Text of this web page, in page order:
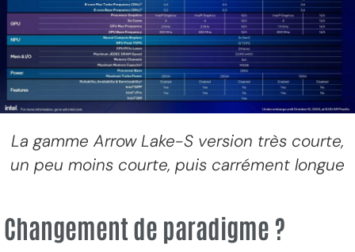
La gamme Arrow Lake-S version très courte,
un peu moins courte, puis carrément longue
Changement de paradigme ?